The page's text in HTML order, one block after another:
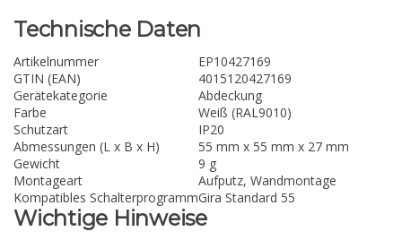
Technische Daten
Artikelnummer
EP10427169
GTIN (EAN)
4015120427169
Gerätekategorie
Abdeckung
Farbe
Weiß (RAL9010)
Schutzart
IP20
Abmessungen (L x B x H)
55 mm x 55 mm x 27 mm
Gewicht
9 g
Montageart
Aufputz, Wandmontage
Kompatibles SchalterprogrammGira Standard 55
Wichtige Hinweise